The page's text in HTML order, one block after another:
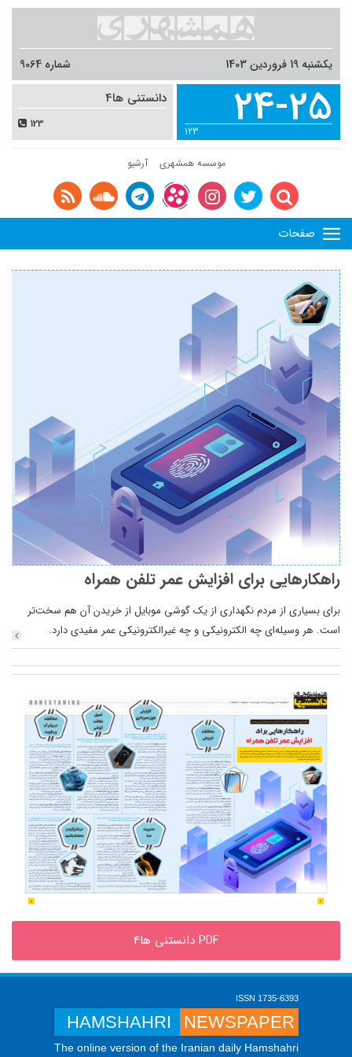
24-25
123
یکشنبه 19 فروردین 1403 شماره 9064
دانستنی ها4
123
موسسه همشهری آرشیو
صفحات
راهکارهایی برای افزایش عمر تلفن همراه
برای بسیاری از مردم نگهداری از یک گوشی موبایل از خریدن آن هم سخت‌تر
است. هر وسیله‌ای چه الکترونیکی و چه غیرالکترونیکی عمر مفیدی دارد.
PDF دانستنی ها4
ISSN 1735-6393
HAMSHAHRI NEWSPAPER
The online version of the Iranian daily Hamshahri